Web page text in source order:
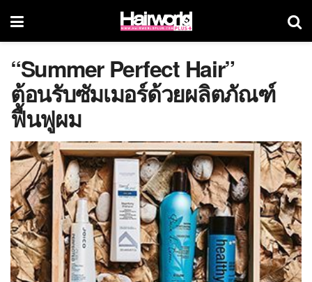
“Summer Perfect Hair”
ต้อนรับซัมเมอร์ด้วยผลิตภัณฑ์
ฟื้นฟูผม